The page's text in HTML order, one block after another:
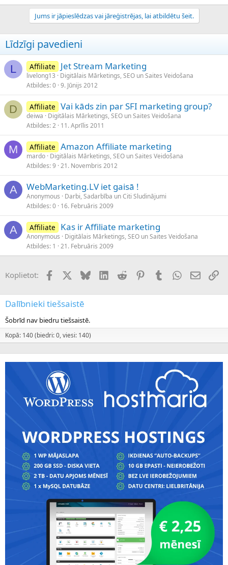
Jums ir jāpieslēdzas vai jāreģistrējas, lai atbildētu šeit.
Līdzīgi pavedieni
L Affiliate Jet Stream Marketing
livelong13
Digitālais Mārketings, SEO un Saites Veidošana
Atbildes 0 9. Jūnijs 2012
D Affiliate Vai kāds zin par SFI marketing group?
deiwa
Digitālais Mārketings, SEO un Saites Veidošana
Atbildes 2 11. Aprīlis 2011
M Affiliate Amazon Affiliate marketing
mardo Digitālais Mārketings, SEO un Saites Veidošana
Atbildes 9 21. Novembris 2012
A WebMarketing.LV iet gaisā !
Anonymous
Darbi, Sadarbība un Citi Sludinājumi
Atbildes 0 16. Februāris 2009
A Affiliate Kas ir Affiliate marketing
Anonymous
Digitālais Mārketings, SEO un Saites Veidošana
Atbildes 1 21. Februāris 2009
Koplietot: FacebookX (Twitter)
BlueskyLinkedInReddit PinterestTumblrWhatsApp
E-pasts
Dalībnieki tiešsaistē
Šobrīd nav biedru tiešsaistē.
Kopā: 140 (biedri: 0, viesi: 140)